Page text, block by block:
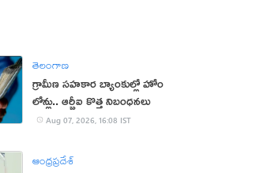
తెలంగాణ
గ్రామీణ సహకార బ్యాంకుల్లో హోం
లోన్లు.. ఆర్బీఐ కొత్త నిబంధనలు
Aug 07, 2026, 16:08 IST
ఆంధ్రప్రదేశ్